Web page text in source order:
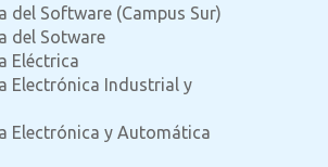
del Software (Campus Sur)
del Sotware
Eléctrica
Electrónica Industrial y
Electrónica y Automática